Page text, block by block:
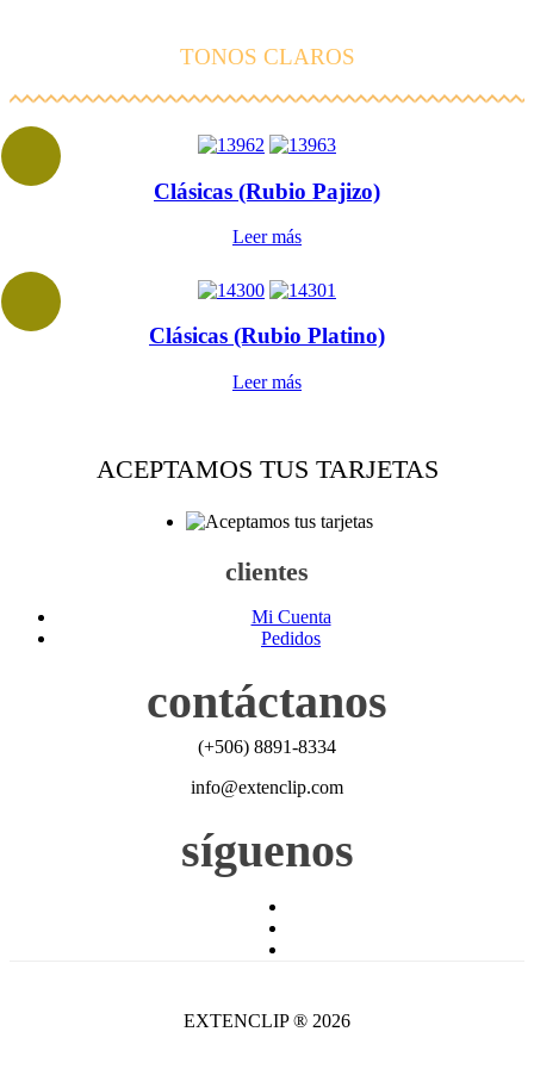
TONOS CLAROS
Clásicas (Rubio Pajizo)
Leer más
Clásicas (Rubio Platino)
Leer más
ACEPTAMOS TUS TARJETAS
clientes
Mi Cuenta
Pedidos
contáctanos
(+506) 8891-8334
info@extenclip.com
síguenos
EXTENCLIP ® 2026